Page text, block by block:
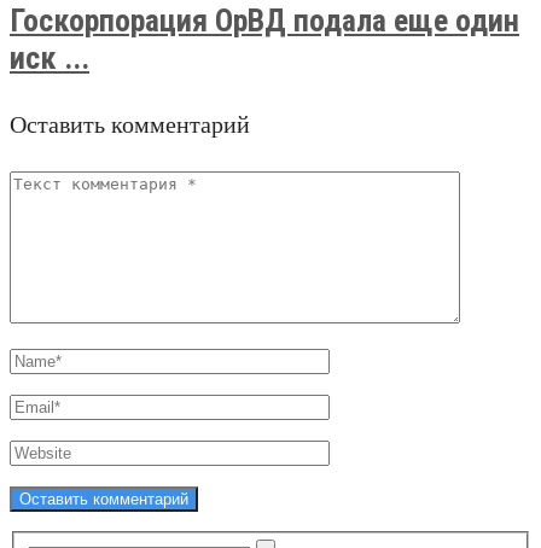
Госкорпорация ОрВД подала еще один
иск ...
Оставить комментарий